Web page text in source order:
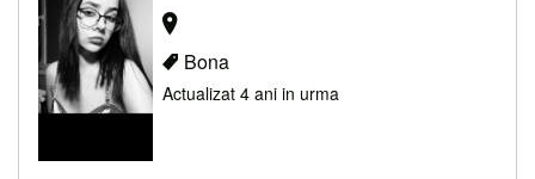
Bona
Actualizat 4 ani in urma